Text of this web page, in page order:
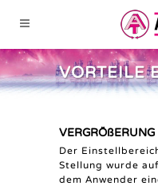
VORTEILE
Der
Stellung wurde
dem Anwender